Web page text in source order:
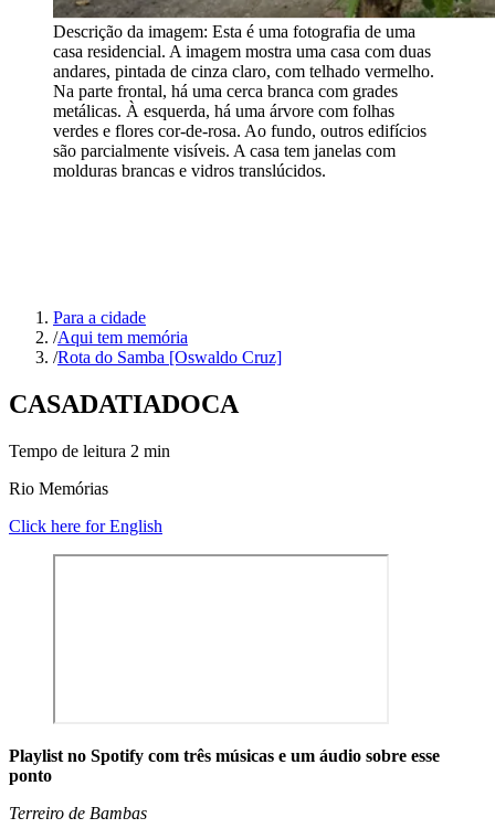
Descrição da imagem: Esta é uma fotografia de uma
casa residencial. A imagem mostra uma casa com duas
andares, pintada de cinza claro, com telhado vermelho.
Na parte frontal, há uma cerca branca com grades
metálicas. À esquerda, há uma árvore com folhas
verdes e flores cor-de-rosa. Ao fundo, outros edifícios
são parcialmente visíveis. A casa tem janelas com
molduras brancas e vidros translúcidos.
Para a cidade
/Aqui tem memória
/Rota do Samba [Oswaldo Cruz]
CASADATIADOCA
Tempo de leitura 2 min
Rio Memórias
Click here for English
Playlist no Spotify com três músicas e um áudio sobre esse
ponto
Terreiro de Bambas